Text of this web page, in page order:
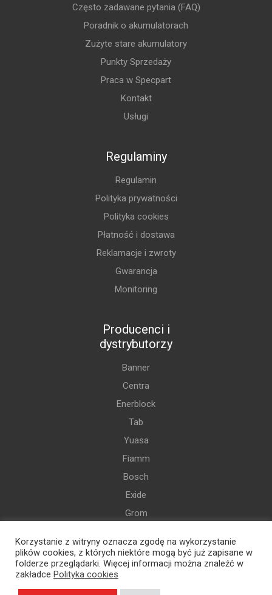
Często zadawane pytania (FAQ)
Poradnik o akumulatorach
Zużyte stare akumulatory
Punkty Sprzedaży
Praca w Specpart
Kontakt
Usługi
Regulaminy
Regulamin
Polityka prywatności
Polityka cookies
Płatność i dostawa
Reklamacje i zwroty
Gwarancja
Monitoring
Producenci i
dystrybutorzy
Banner
Centra
Enerblock
Tab
Yuasa
Fiamm
Bosch
Exide
Grom
i więcej
Korzystanie z witryny oznacza zgodę na wykorzystanie
plików cookies, z których niektóre mogą być już zapisane w
folderze przeglądarki. Więcej informacji można znaleźć w
zakładce Polityka cookies